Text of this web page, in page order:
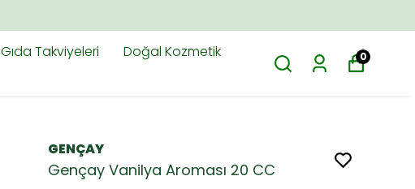
Gıda Takviyeleri
Doğal Kozmetik
0
GENÇAY
Gençay Vanilya Aroması 20 CC